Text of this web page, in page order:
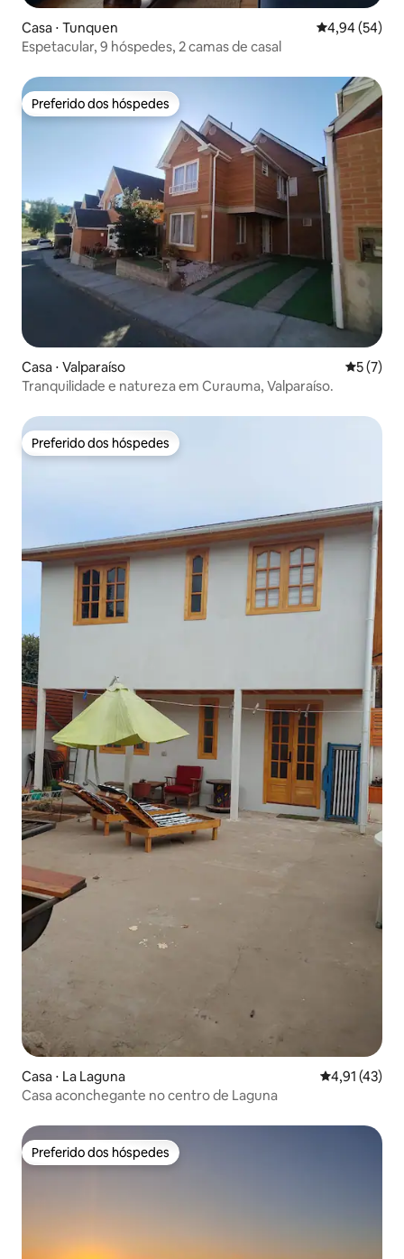
Casa ⋅ Tunquen 4,94 de uma
4,94 (54)
Espetacular, 9 hóspedes, 2 camas de casal
Preferido dos hóspedes
Preferido dos hóspedes
Casa ⋅ Valparaíso 5 de
5 (7)
Tranquilidade e natureza em Curauma, Valparaíso.
Preferido dos hóspedes
Preferido dos hóspedes
Casa ⋅ La Laguna 4,91 de uma
4,91 (43)
Casa aconchegante no centro de Laguna
Preferido dos hóspedes
Preferido dos hóspedes